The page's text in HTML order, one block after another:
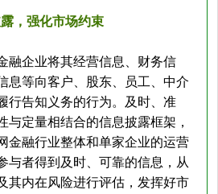
，强化市场约束
融企业将其经营信息、财务信
息等向客户、股东、员工、中介
行告知义务的行为。及时、准
与定量相结合的信息披露框架，
金融行业整体和单家企业的运营
与者得到及时、可靠的信息，从
其内在风险进行评估，发挥好市